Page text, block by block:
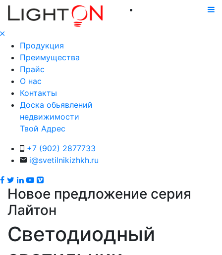
Продукция
Преимущества
Прайс
О нас
Контакты
Доска обьявлений
недвижимости
Твой Адрес
+7 (902) 2877733
i@svetilnikizhkh.ru
Новое предложение серия
Лайтон
Светодиодный